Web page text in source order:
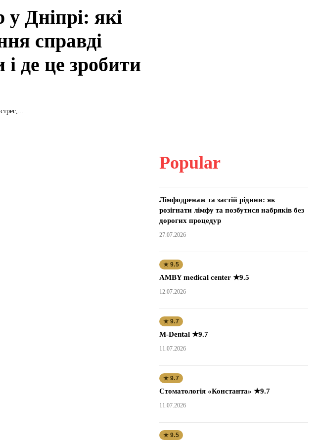
Дніпрі: які
справді
і де це зробити
Popular
Лімфодренаж та застій рідини: як
розігнати лімфу та позбутися набряків без
дорогих процедур
27.07.2026
★ 9.5
AMBY medical center ★9.5
12.07.2026
★ 9.7
M-Dental ★9.7
11.07.2026
★ 9.7
Стоматологія «Константа» ★9.7
11.07.2026
★ 9.5